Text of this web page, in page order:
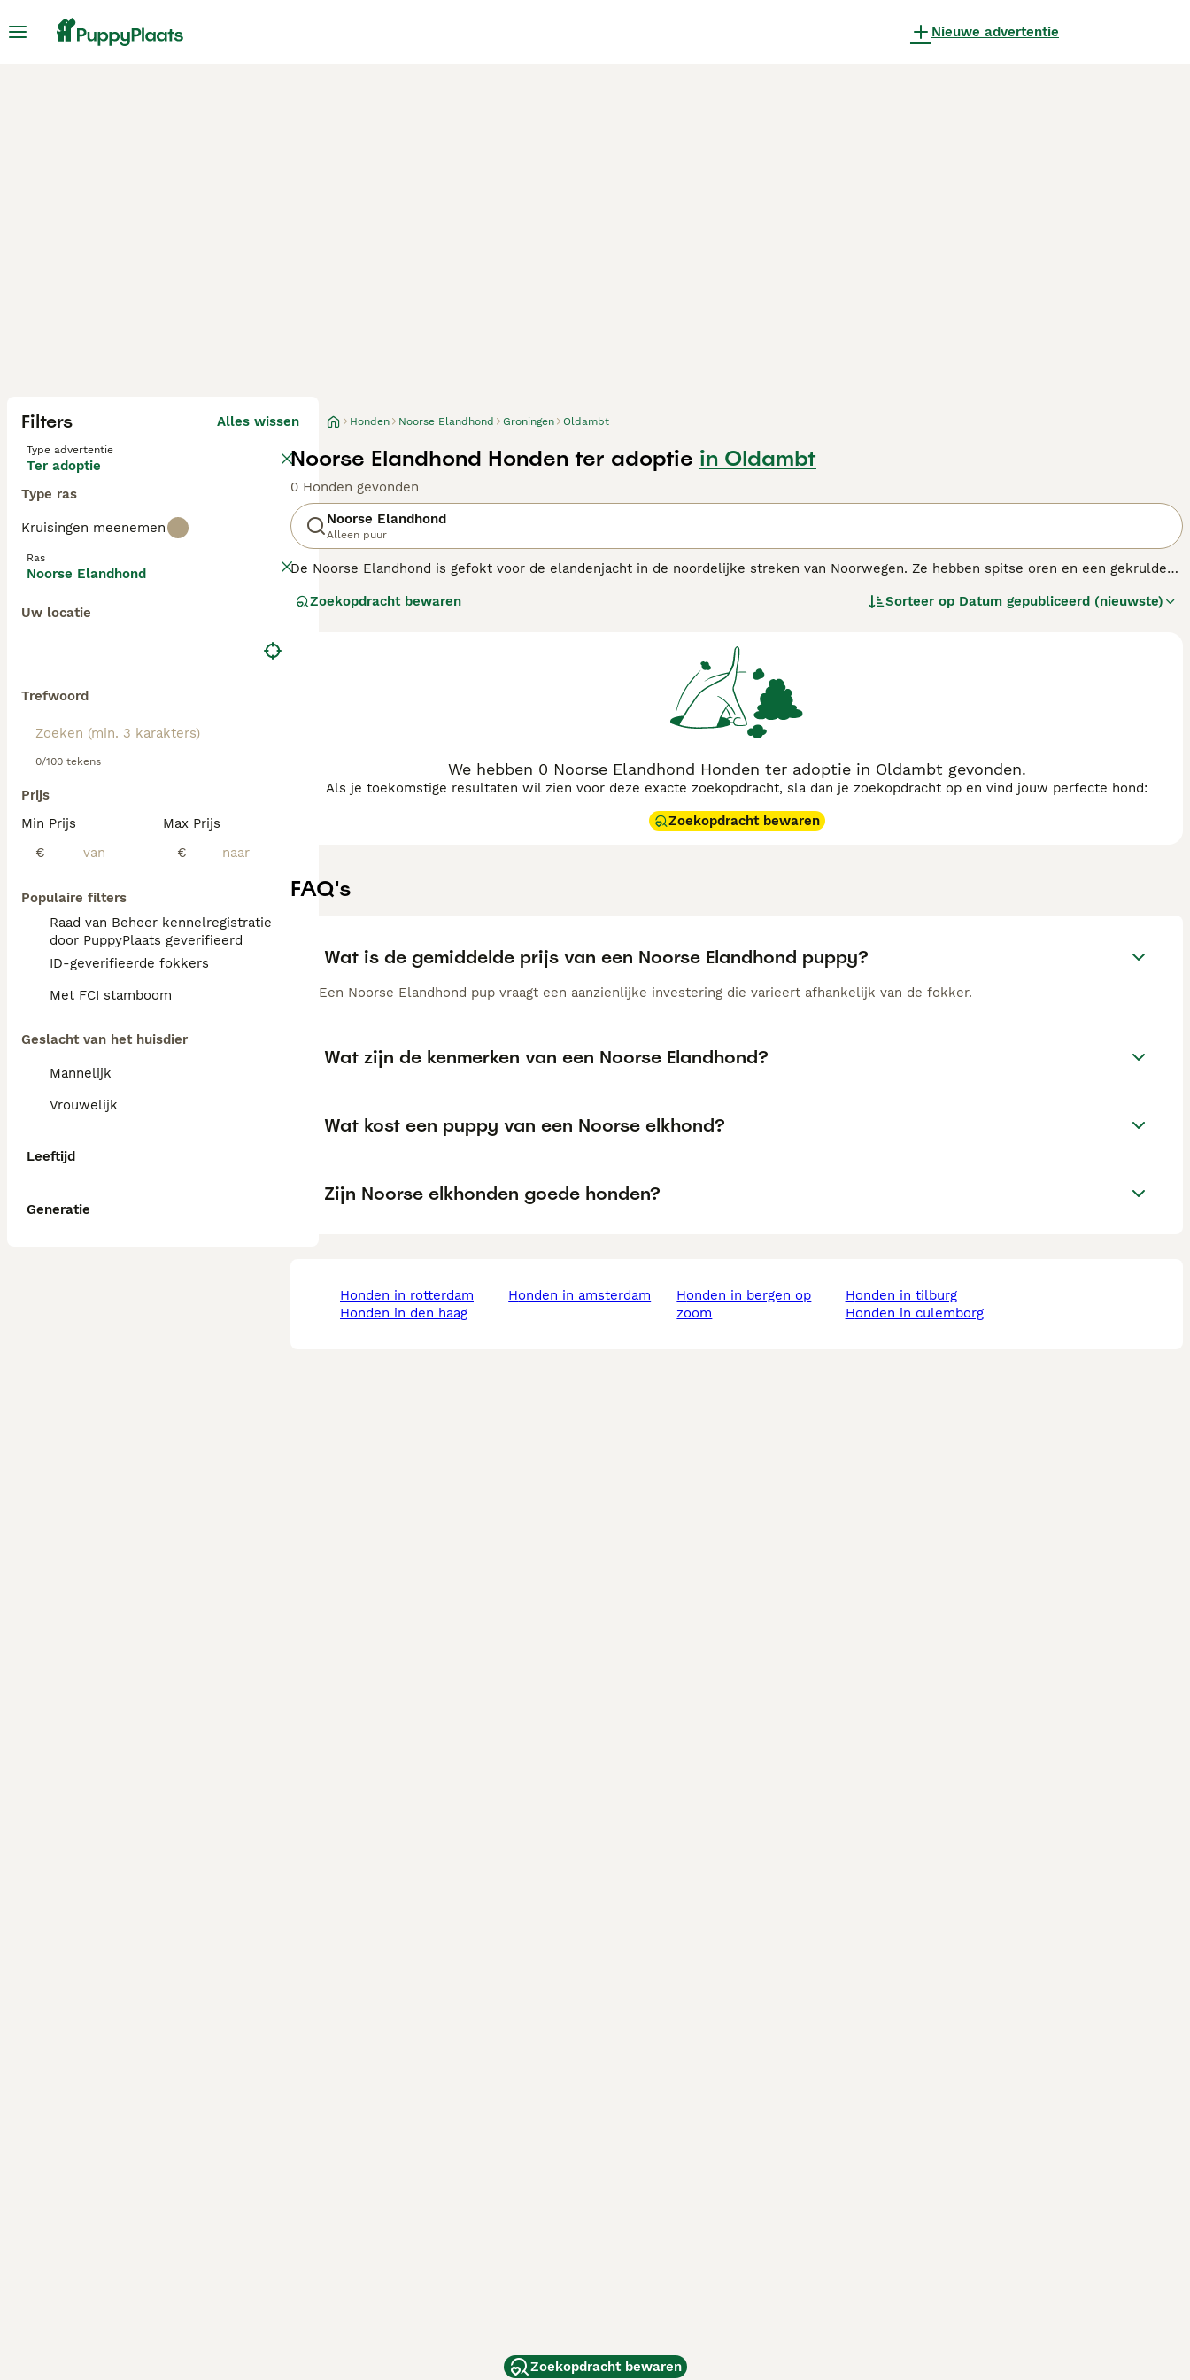
Nieuwe advertentie
Filters Alles wissen
Type advertentie
Ter adoptie
Type ras
Kruisingen meenemen
Ras
Noorse Elandhond
Uw locatie
Trefwoord
0/100 tekens
Prijs
Min Prijs
€
Max Prijs
€
Populaire filters
Raad van Beheer kennelregistratie
door PuppyPlaats geverifieerd
ID-geverifieerde fokkers
Met FCI stamboom
Geslacht van het huisdier
Mannelijk
Vrouwelijk
Leeftijd
Generatie
Honden Noorse Elandhond Groningen Oldambt
Noorse Elandhond Honden ter adoptie in Oldambt
0 Honden gevonden
Noorse Elandhond
Alleen puur
De Noorse Elandhond is gefokt voor de elandenjacht in de noordelijke streken van Noorwegen. Ze hebben spitse oren en een gekrulde
vriendelijke en loyale aard. Hierdoor zijn ze ook perfecte familiehonden voor in een huiselijke omgeving.
Zoekopdracht bewaren Sorteer op Datum gepubliceerd (nieuwste)
We hebben 0 Noorse Elandhond Honden ter adoptie in Oldambt gevonden.
Als je toekomstige resultaten wil zien voor deze exacte zoekopdracht, sla dan je zoekopdracht op en vind jouw perfecte hond:
Zoekopdracht bewaren
FAQ's
Wat is de gemiddelde prijs van een Noorse Elandhond puppy?
Een Noorse Elandhond pup vraagt een aanzienlijke investering die varieert afhankelijk van de fokker.
Wat zijn de kenmerken van een Noorse Elandhond?
Wat kost een puppy van een Noorse elkhond?
Zijn Noorse elkhonden goede honden?
honden in rotterdam
honden in den haag
honden in amsterdam
honden in bergen op
zoom
honden in tilburg
honden in culemborg
Zoekopdracht bewaren